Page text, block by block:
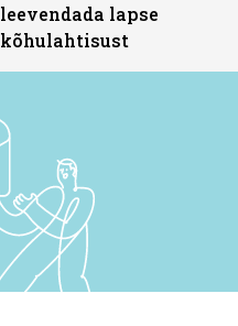
leevendada lapse
kõhulahtisust